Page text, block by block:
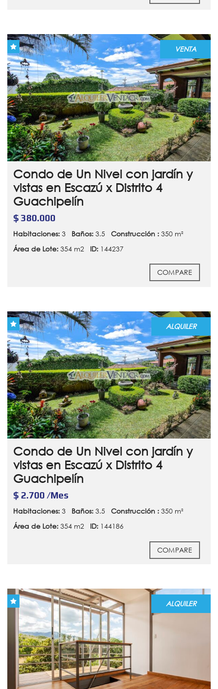
VENTA
Condo de Un Nivel con jardín y
vistas en Escazú x Distrito 4
Guachipelín
$ 380.000
Habitaciones: 3 Baños: 3.5 Construcción : 350 m²
Área de Lote: 354 m2 ID: 144237
ALQUILER
Condo de Un Nivel con jardín y
vistas en Escazú x Distrito 4
Guachipelín
$ 2.700 /Mes
Habitaciones: 3 Baños: 3.5 Construcción : 350 m²
Área de Lote: 354 m2 ID: 144186
COMPARE
ALQUILER
COMPARE